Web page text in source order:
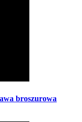
broszurowa